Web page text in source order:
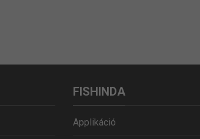
FISHINDA
Applikáció